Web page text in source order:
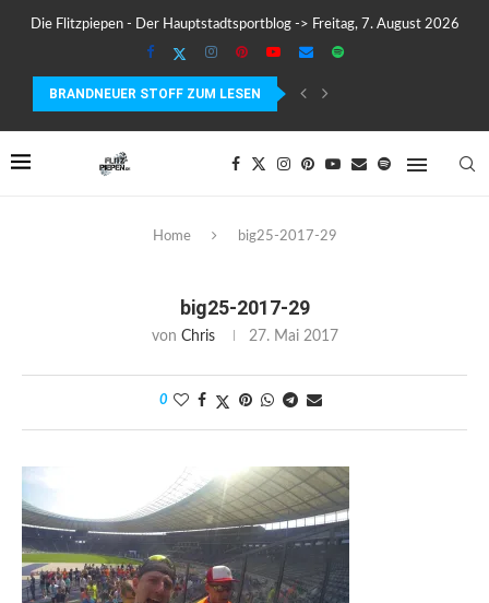
Die Flitzpiepen - Der Hauptstadtsportblog -> Freitag, 7. August 2026
BRANDNEUER STOFF ZUM LESEN
COROS PACE 4 IM TEST – LEICHT, SCHNELL...
Home big25-2017-29
big25-2017-29
von Chris 27. Mai 2017
0